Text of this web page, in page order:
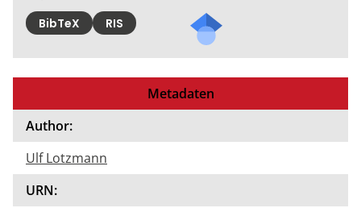
BibTeX RIS
Metadaten
Author:
Ulf Lotzmann
URN: